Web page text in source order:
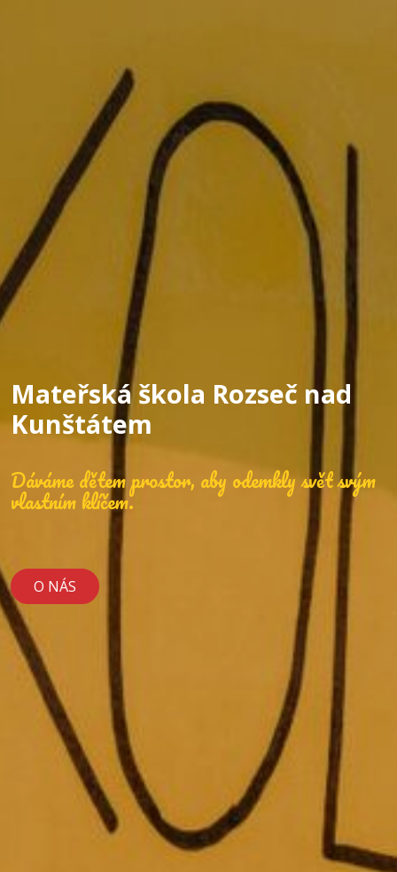
Mateřská škola Rozseč nad
Kunštátem
Dáváme dětem prostor, aby odemkly svět svým
vlastním klíčem.
O NÁS